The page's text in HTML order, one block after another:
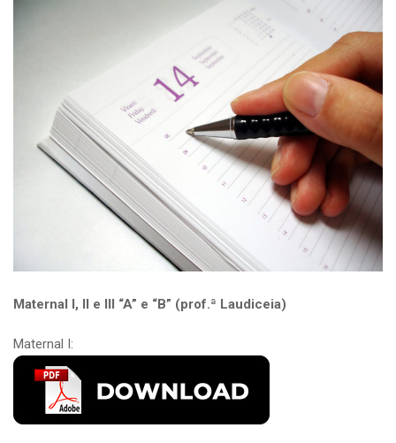
Maternal I, II e III “A” e “B” (prof.ª Laudiceia)
Maternal I: